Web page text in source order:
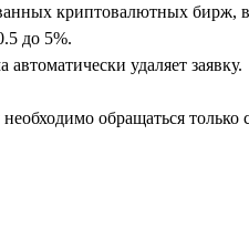
криптовалютных бирж,
до 5%.
удаляет заявку.
обращаться